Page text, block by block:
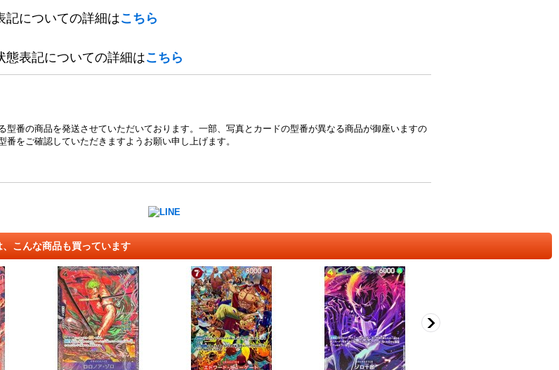
記についての詳細はこちら
態表記についての詳細はこちら
型番の商品を発送させていただいております。一部、写真とカードの型番が異なる商品が御座いますの
番をご確認していただきますようお願い申し上げます。
こんな商品も買っています